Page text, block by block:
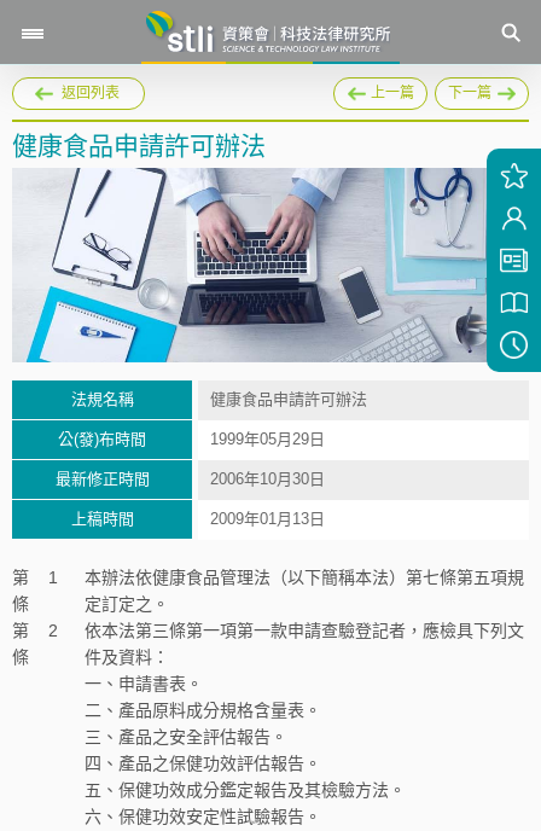
返回列表 上一篇 下一篇
健康食品申請許可辦法
法規名稱 健康食品申請許可辦法
公(發)布時間 1999年05月29日
最新修正時間 2006年10月30日
上稿時間 2009年01月13日
第 1
條
本辦法依健康食品管理法（以下簡稱本法）第七條第五項規
定訂定之。
第 2
條
依本法第三條第一項第一款申請查驗登記者，應檢具下列文
件及資料：
一、申請書表。
二、產品原料成分規格含量表。
三、產品之安全評估報告。
四、產品之保健功效評估報告。
五、保健功效成分鑑定報告及其檢驗方法。
六、保健功效安定性試驗報告。